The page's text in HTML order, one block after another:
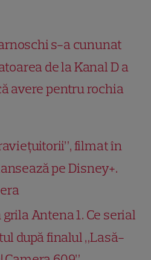
s-a cununat
de la Kanal D a
avere pentru rochia
filmat în
pe Disney+.
Antena 1. Ce serial
după finalul „Lasă-